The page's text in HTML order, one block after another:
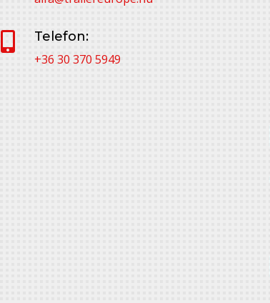

Telefon:
+36 30 370 5949